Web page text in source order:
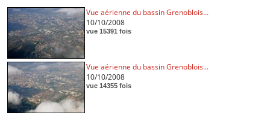
Vue aérienne du bassin Grenoblois...
10/10/2008
vue 15391 fois
Vue aérienne du bassin Grenoblois...
10/10/2008
vue 14355 fois